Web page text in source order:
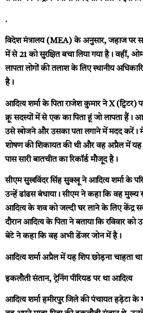
.
विदेश मंत्रालय (MEA) के अनुसार, जहाज पर
में से 21 को सुरक्षित बचा लिया गया है। वहीं,
लापता लोगों की तलाश के लिए स्थानीय
है।
आदित्य शर्मा के पिता राजेश कुमार ने X (ट्विटर)
क्रू सदस्यों में से एक का पिता हूं जो लापता हैं।
उसे खोजने और उसका पता लगाने में मदद करें। मेरे
शोषण की शिकायत की थी और वह अप्रैल में यह
पास सारी बातचीत का रिकॉर्ड मौजूद है।
सीएम सुखविंदर सिंह सुक्खू ने आदित्य शर्मा के
उन्हें ढांढस बंधाया। सीएम ने कहा कि वह मुख्य
आदित्य के शव को जल्दी घर लाने के लिए केंद्र
दौरान आदित्य के पिता ने बताया कि रविवार
बेटे ने कहा कि वह अभी डेंजर जोन में है।
आदित्य शर्मा अप्रैल में यह शिप छोड़ना चाहता
इकलौती संतान, ट्रेनिंग पीरियड पर था आदित्य
आदित्य शर्मा हमीरपुर जिले की पंचायत हड़ेटा